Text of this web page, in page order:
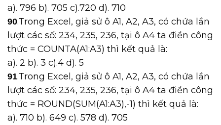
a). 796 b). 705 c).720 d). 710
90.Trong Excel, giả sử ô A1, A2, A3, có chứa lần
lượt các số: 234, 235, 236, tại ô A4 ta điền công
thức = COUNTA(A1:A3) thì kết quả là:
a). 2 b). 3 c).4 d). 5
91.Trong Excel, giả sử ô A1, A2, A3, có chứa lần
lượt các số: 234, 235, 236, tại ô A4 ta điền công
thức = ROUND(SUM(A1:A3),-1) thì kết quả là:
a). 710 b). 649 c). 578 d). 705